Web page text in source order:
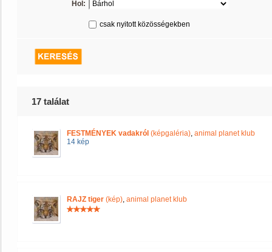
Hol:
csak nyitott közösségekben
17 találat
FESTMÉNYEK vadakról (képgaléria), animal planet klub
14 kép
RAJZ tiger (kép), animal planet klub